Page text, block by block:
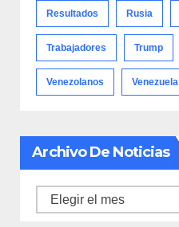
Resultados Rusia
Trabajadores Trump
Venezolanos Venezuela
Archivo De Noticias
Archivo